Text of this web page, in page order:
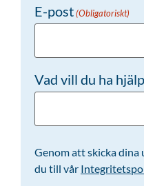
E-post (Obligatoriskt)
Vad vill du ha
Genom att skicka
du till vår